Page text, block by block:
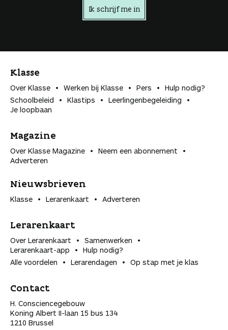
Ik schrijf me in
Klasse
Over Klasse Werken bij Klasse Pers
Hulp nodig?
Schoolbeleid
Klastips
Leerlingen­begeleiding
Je loopbaan
Magazine
Over Klasse Magazine
Neem een abonnement
Adverteren
Nieuwsbrieven
Klasse Lerarenkaart Adverteren
Lerarenkaart
Over Lerarenkaart
Samenwerken
Lerarenkaart-app
Hulp nodig?
Alle voordelen
Lerarendagen Op stap met je klas
Contact
H. Consciencegebouw
Koning Albert II-laan 15 bus 134
1210 Brussel